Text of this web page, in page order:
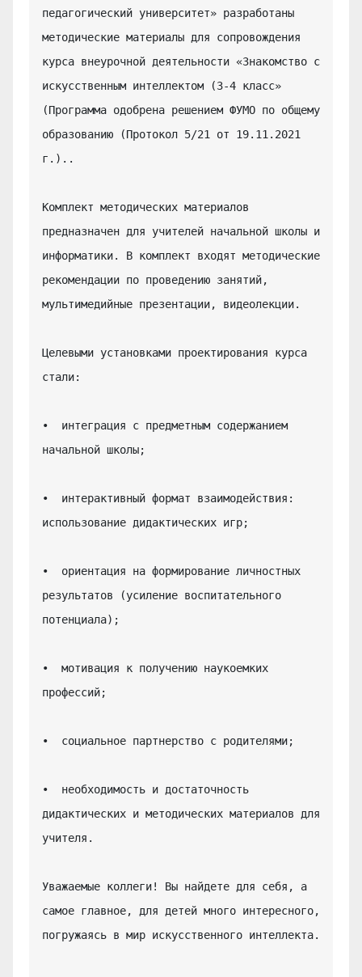
педагогический университет» разработаны
методические материалы для сопровождения
курса внеурочной деятельности «Знакомство с
искусственным интеллектом (3-4 класс»
(Программа одобрена решением ФУМО по общему
образованию (Протокол 5/21 от 19.11.2021
г.)..
Комплект методических материалов
предназначен для учителей начальной школы и
информатики. В комплект входят методические
рекомендации по проведению занятий,
мультимедийные презентации, видеолекции.
Целевыми установками проектирования курса
стали:
•  интеграция с предметным содержанием
начальной школы;
•  интерактивный формат взаимодействия:
использование дидактических игр;
•  ориентация на формирование личностных
результатов (усиление воспитательного
потенциала);
•  мотивация к получению наукоемких
профессий;
•  социальное партнерство с родителями;
•  необходимость и достаточность
дидактических и методических материалов для
учителя.
Уважаемые коллеги! Вы найдете для себя, а
самое главное, для детей много интересного,
погружаясь в мир искусственного интеллекта.